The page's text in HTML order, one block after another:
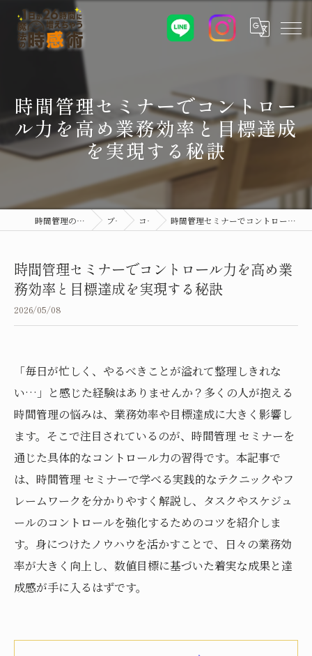
時間管理セミナーでコントロー
ル力を高め業務効率と目標達成
を実現する秘訣
時間管理のセミナーなら時感術 ブログ コラム 時間管理セミナーでコントロール力を高め業務効率と目標達成を実現する秘訣
時間管理セミナーでコントロール力を高め業
務効率と目標達成を実現する秘訣
2026/05/08
「毎日が忙しく、やるべきことが溢れて整理しきれな
い…」と感じた経験はありませんか？多くの人が抱える
時間管理の悩みは、業務効率や目標達成に大きく影響し
ます。そこで注目されているのが、時間管理 セミナーを
通じた具体的なコントロール力の習得です。本記事で
は、時間管理 セミナーで学べる実践的なテクニックやフ
レームワークを分かりやすく解説し、タスクやスケジュ
ールのコントロールを強化するためのコツを紹介しま
す。身につけたノウハウを活かすことで、日々の業務効
率が大きく向上し、数値目標に基づいた着実な成果と達
成感が手に入るはずです。